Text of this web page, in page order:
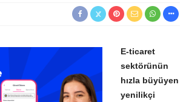
E-ticaret
sektörünün
hızla büyüyen
yenilikçi